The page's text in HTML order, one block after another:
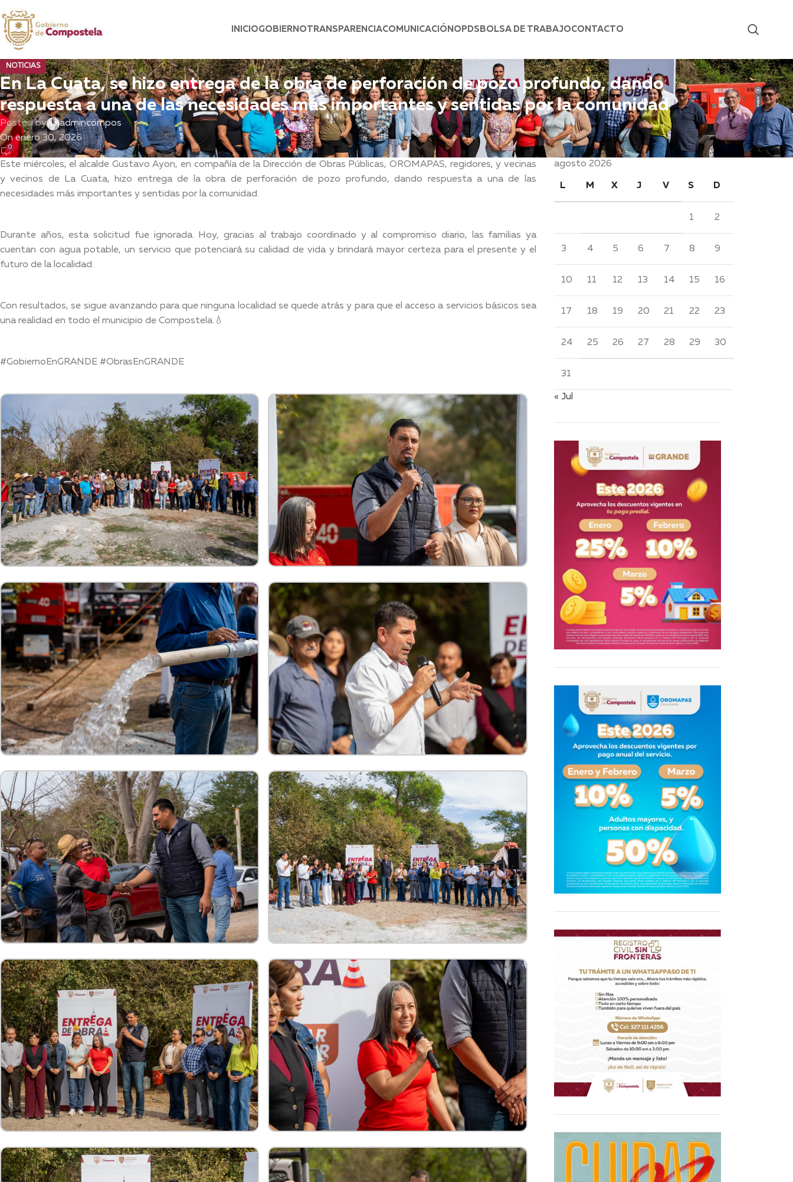
INICIOGOBIERNOTRANSPARENCIACOMUNICACIÓN OPDS BOLSA DE TRABAJOCONTACTO
NOTICIAS
En La Cuata, se hizo entrega de la obra de perforación de pozo profundo, dando
respuesta a una de las necesidades más importantes y sentidas por la comunidad
Posted by
admincompos
On enero 30, 2026
0
Este miércoles, el alcalde Gustavo Ayon, en compañía de la Dirección de Obras Públicas, OROMAPAS, regidores, y vecinas
y vecinos de La Cuata, hizo entrega de la obra de perforación de pozo profundo, dando respuesta a una de las
necesidades más importantes y sentidas por la comunidad.
Durante años, esta solicitud fue ignorada. Hoy, gracias al trabajo coordinado y al compromiso diario, las familias ya
cuentan con agua potable, un servicio que potenciará su calidad de vida y brindará mayor certeza para el presente y el
futuro de la localidad.
Con resultados, se sigue avanzando para que ninguna localidad se quede atrás y para que el acceso a servicios básicos sea
una realidad en todo el municipio de Compostela.💧
#GobiernoEnGRANDE #ObrasEnGRANDE
agosto 2026
L M X J V S D
1 2
3 4 5 6 7 8 9
10 11 12 13 14 15 16
17 18 19 20 21 22 23
24 25 26 27 28 29 30
31
« Jul